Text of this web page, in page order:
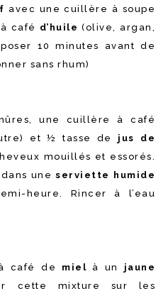
avec une cuillère à soupe
café d’huile(olive, argan,
10 minutes avant de
sans rhum)
une cuillère à café
et ½ tasse de jus de
mouillés et essorés.
dans uneserviette humide
heure. Rincer à l’eau
café de miel à un jaune
cette mixture sur les